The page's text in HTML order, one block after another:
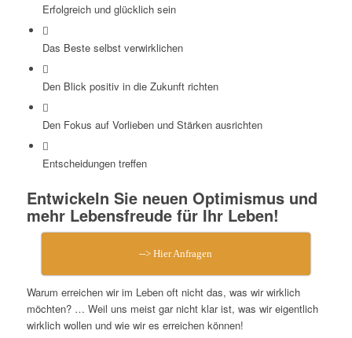
Erfolgreich und glücklich sein
Das Beste selbst verwirklichen
Den Blick positiv in die Zukunft richten
Den Fokus auf Vorlieben und Stärken ausrichten
Entscheidungen treffen
Entwickeln Sie neuen Optimismus und
mehr Lebensfreude für Ihr Leben!
--> Hier Anfragen
Warum erreichen wir im Leben oft nicht das, was wir wirklich
möchten? … Weil uns meist gar nicht klar ist, was wir eigentlich
wirklich wollen und wie wir es erreichen können!